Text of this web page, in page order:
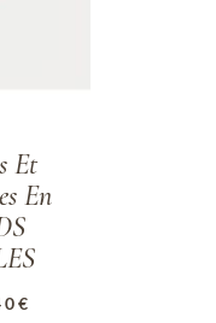
Et
En
€